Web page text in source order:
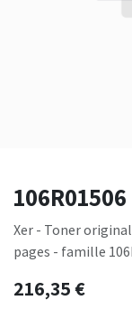
106R01506
Xer - Toner
pages - famille
216,35€